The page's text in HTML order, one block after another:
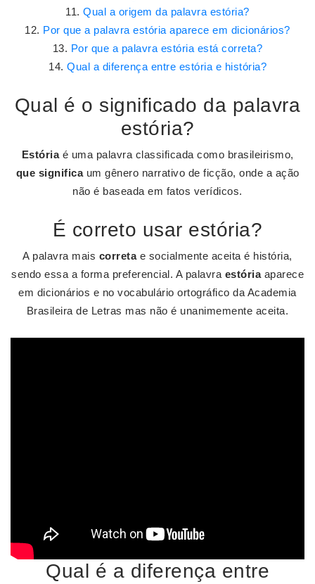
Qual a origem da palavra estória?
Por que a palavra estória aparece em dicionários?
Por que a palavra estória está correta?
Qual a diferença entre estória e história?
Qual é o significado da palavra
estória?
Estóriaé uma palavra classificada como brasileirismo,
que significaum gênero narrativo de ficção, onde a ação
não é baseada em fatos verídicos.
É correto usar estória?
A palavra mais corretae socialmente aceita é história,
sendo essa a forma preferencial. A palavra estóriaaparece
em dicionários e no vocabulário ortográfico da Academia
Brasileira de Letras mas não é unanimemente aceita.
Qual é a diferença entre